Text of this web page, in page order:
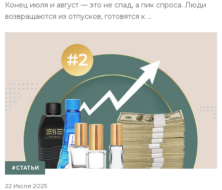
Конец июля и август — это не спад, а пик спроса. Люди
возвращаются из отпусков, готовятся к ...
#СТАТЬИ
22 Июля 2025